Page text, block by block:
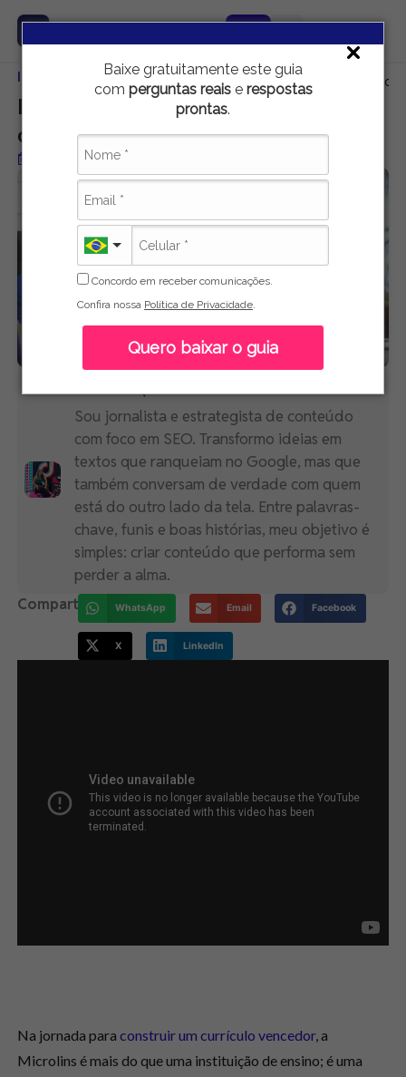
Baixe gratuitamente este guia
com perguntas reaise respostas
prontas.
Concordo em receber comunicações.
Confira nossa Política de Privacidade.
Quero baixar o guia
Início Carreira e Emprego Do papel para a prática: o verdadeiro
Do papel para a prática: o verdadeiro
currículo vencedor
Publicado em 22 de janeiro de 2024
Ariadni Siqueira
Sou jornalista e estrategista de conteúdo
com foco em SEO. Transformo ideias em
textos que ranqueiam no Google, mas que
também conversam de verdade com quem
está do outro lado da tela. Entre palavras-
chave, funis e boas histórias, meu objetivo é
simples: criar conteúdo que performa sem
perder a alma.
Compartilhe: WhatsApp Email Facebook
X LinkedIn
Na jornada para construir um currículo vencedor, a
Microlins é mais do que uma instituição de ensino; é uma